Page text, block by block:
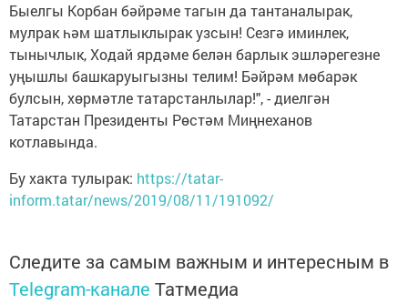
Быелгы Корбан бәйрәме тагын да тантаналырак,
мулрак һәм шатлыклырак узсын! Сезгә иминлек,
тынычлык, Ходай ярдәме белән барлык эшләрегезне
уңышлы башкаруыгызны телим! Бәйрәм мөбарәк
булсын, хөрмәтле татарстанлылар!", - диелгән
Татарстан Президенты Рөстәм Миңнеханов
котлавында.
Бу хакта тулырак: https://tatar-
inform.tatar/news/2019/08/11/191092/
Следите за самым важным и интересным в
Telegram-канале Татмедиа